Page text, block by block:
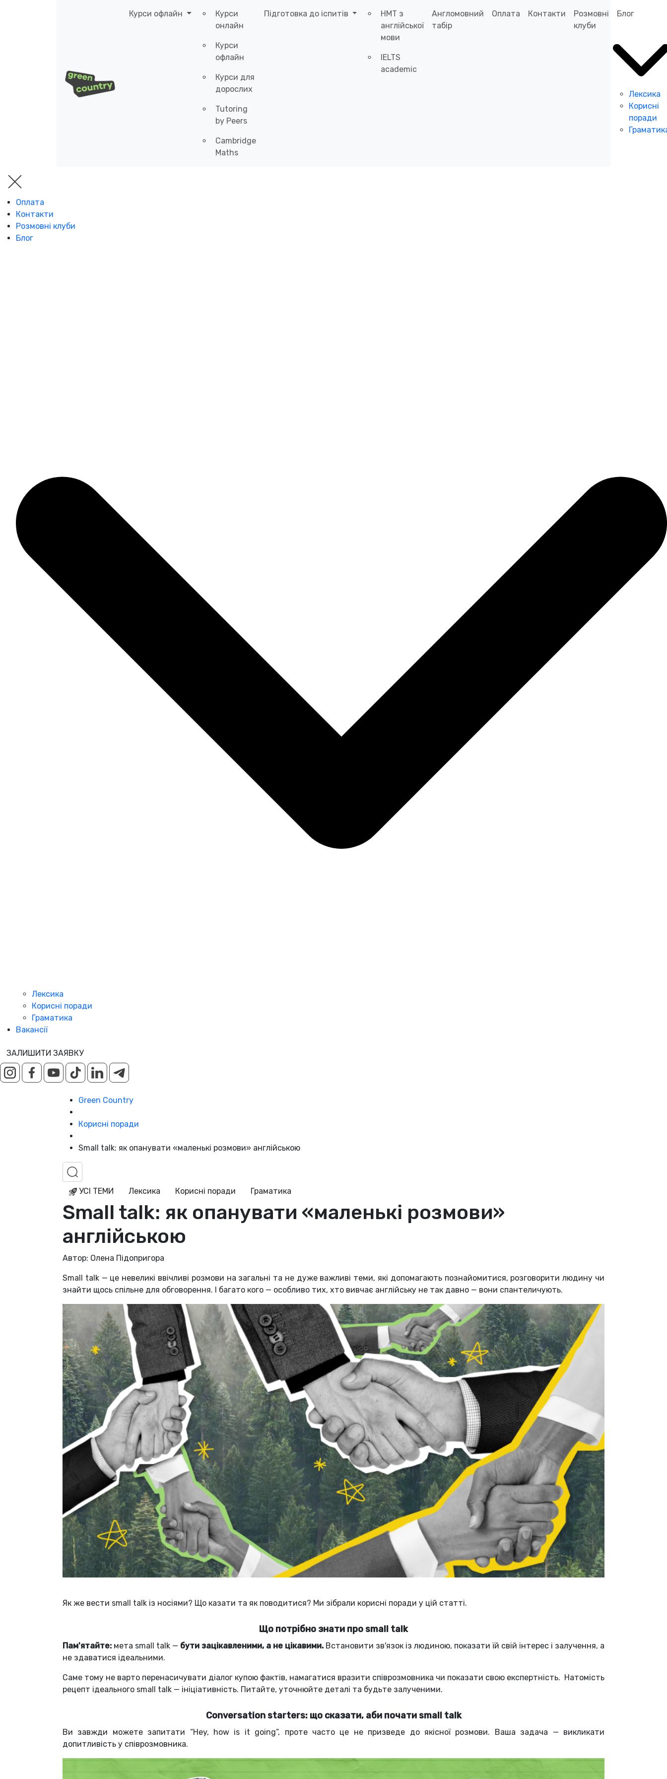
Курси офлайн
Курси
онлайн
Курси
офлайн
Курси для
дорослих
Tutoring
by Peers
Cambridge
Maths
Підготовка до іспитів
НМТ з
англійської
мови
IELTS
academic
Англомовний
табір
Оплата Контакти
Розмовні
клуби
Блог
Лексика
Корисні
поради
Оплата
Контакти
Розмовні клуби
Блог
Лексика
Корисні поради
Граматика
Вакансії
ЗАЛИШИТИ ЗАЯВКУ
Green Country
Корисні поради
Small talk: як опанувати «маленькі розмови» англійською
УСІ ТЕМИ Лексика Корисні поради Граматика
Small talk: як опанувати «маленькі розмови»
англійською
Автор: Олена Підопригора
Small talk — це невеликі ввічливі розмови на загальні та не дуже важливі теми, які допомагають познайомитися, розговорити людину чи
знайти щось спільне для обговорення.
І багато кого — особливо тих, хто вивчає англійську не так давно — вони спантеличують.
Як же вести small talk із носіями? Що казати та як поводитися? Ми зібрали корисні поради у цій статті.
Що потрібно знати про small talk
Пам'ятайте: мета small talk — бути зацікавленими, а не цікавими. Встановити зв'язок із людиною, показати їй свій інтерес і залучення, а
не здаватися ідеальними.
Саме тому не варто перенасичувати діалог купою фактів, намагатися вразити співрозмовника чи показати свою експертність. Натомість
рецепт ідеального small talk — ініціативність. Питайте, уточнюйте деталі та будьте залученими.
Conversation starters: що сказати, аби почати small talk
Ви завжди можете запитати “Hey, how is it going”, проте часто це не призведе до якісної розмови. Ваша задача — викликати
допитливість у співрозмовника.